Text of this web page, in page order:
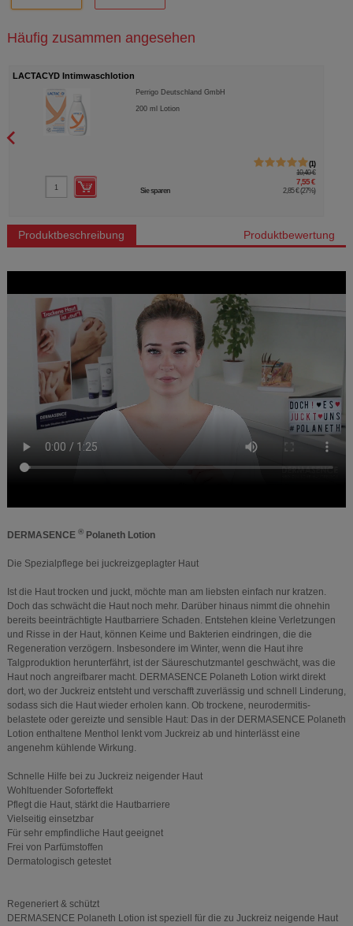
Häufig zusammen angesehen
LACTACYD Intimwaschlotion
Perrigo Deutschland GmbH
200ml Lotion
1
10,40 €
7,55 €
Sie sparen 2,85 € (27%)
Produktbeschreibung Produktbewertung
DERMASENCE ® Polaneth Lotion
Die Spezialpflege bei juckreizgeplagter Haut
Ist die Haut trocken und juckt, möchte man am liebsten einfach nur kratzen.
Doch das schwächt die Haut noch mehr. Darüber hinaus nimmt die ohnehin
bereits beeinträchtigte Hautbarriere Schaden. Entstehen kleine Verletzungen
und Risse in der Haut, können Keime und Bakterien eindringen, die die
Regeneration verzögern. Insbesondere im Winter, wenn die Haut ihre
Talgproduktion herunterfährt, ist der Säureschutzmantel geschwächt, was die
Haut noch angreifbarer macht. DERMASENCE Polaneth Lotion wirkt direkt
dort, wo der Juckreiz entsteht und verschafft zuverlässig und schnell Linderung,
sodass sich die Haut wieder erholen kann. Ob trockene, neurodermitis-
belastete oder gereizte und sensible Haut: Das in der DERMASENCE Polaneth
Lotion enthaltene Menthol lenkt vom Juckreiz ab und hinterlässt eine
angenehm kühlende Wirkung.
Schnelle Hilfe bei zu Juckreiz neigender Haut
Wohltuender Soforteffekt
Pflegt die Haut, stärkt die Hautbarriere
Vielseitig einsetzbar
Für sehr empfindliche Haut geeignet
Frei von Parfümstoffen
Dermatologisch getestet
Regeneriert & schützt
DERMASENCE Polaneth Lotion ist speziell für die zu Juckreiz neigende Haut